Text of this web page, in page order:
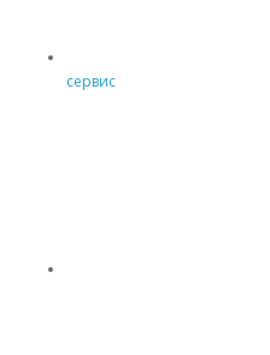
сервис